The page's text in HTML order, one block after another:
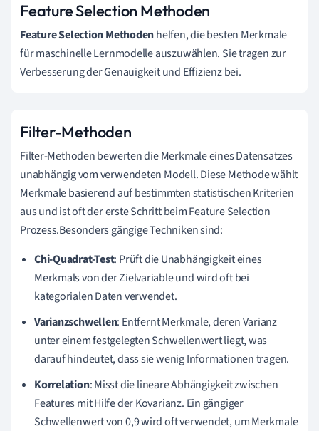
Feature Selection Methoden
Feature Selection Methodenhelfen, die besten Merkmale
für maschinelle Lernmodelle auszuwählen. Sie tragen zur
Verbesserung der Genauigkeit und Effizienz bei.
Filter-Methoden
Filter-Methoden bewerten die Merkmale eines Datensatzes
unabhängig vom verwendeten Modell. Diese Methode wählt
Merkmale basierend auf bestimmten statistischen Kriterien
aus und ist oft der erste Schritt beim Feature Selection
Prozess.Besonders gängige Techniken sind:
Chi-Quadrat-Test: Prüft die Unabhängigkeit eines
Merkmals von der Zielvariable und wird oft bei
kategorialen Daten verwendet.
Varianzschwellen: Entfernt Merkmale, deren Varianz
unter einem festgelegten Schwellenwert liegt, was
darauf hindeutet, dass sie wenig Informationen tragen.
Korrelation: Misst die lineare Abhängigkeit zwischen
Features mit Hilfe der Kovarianz. Ein gängiger
Schwellenwert von 0,9 wird oft verwendet, um Merkmale